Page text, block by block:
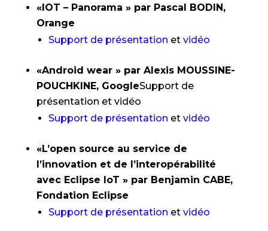
«IOT – Panorama » par Pascal BODIN,
Orange
Support de présentation et vidéo
«Android wear » par Alexis MOUSSINE-
POUCHKINE, GoogleSupport de
présentation et vidéo
Support de présentation et vidéo
«L’open source au service de
l’innovation et de l’interopérabilité
avec Eclipse IoT » par Benjamin CABE,
Fondation Eclipse
Support de présentation et vidéo